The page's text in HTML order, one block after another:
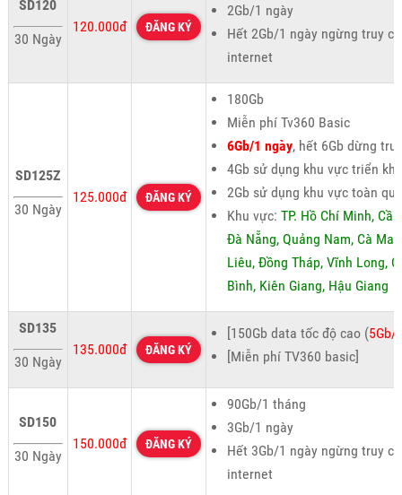
SD120
30 Ngày
120.000đ ĐĂNG KÝ
2Gb/1 ngày
Hết 2Gb/1 ngày ngừng truy
internet
SD125Z
30 Ngày
125.000đ ĐĂNG KÝ
180Gb
Miễn phí Tv360 Basic
6Gb/1 ngày, hết 6Gb dừng
4Gb sử dụng khu vực triển
2Gb sử dụng khu vực toàn
Khu vực: TP. Hồ Chí Minh,
Đà Nẵng, Quảng Nam, Cà
Liêu, Đồng Tháp, Vĩnh Long,
Bình, Kiên Giang, Hậu Giang
SD135
30 Ngày
135.000đ ĐĂNG KÝ
[150Gb data tốc độ cao (5Gb/
[Miễn phí TV360 basic]
SD150
30 Ngày
150.000đ ĐĂNG KÝ
90Gb/1 tháng
3Gb/1 ngày
Hết 3Gb/1 ngày ngừng truy
internet